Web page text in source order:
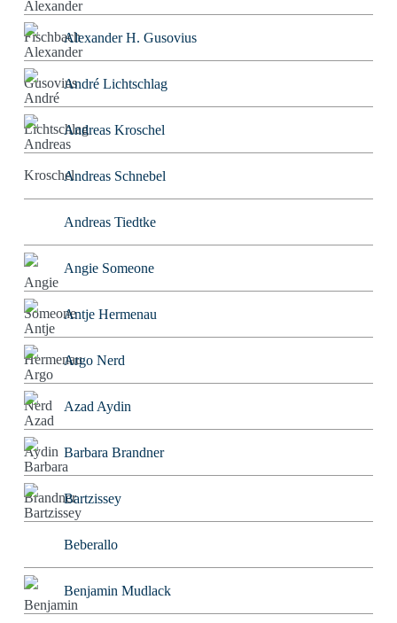
Alexander H. Gusovius
André Lichtschlag
Andreas Kroschel
Andreas Schnebel
Andreas Tiedtke
Angie Someone
Antje Hermenau
Argo Nerd
Azad Aydin
Barbara Brandner
Bartzissey
Beberallo
Benjamin Mudlack